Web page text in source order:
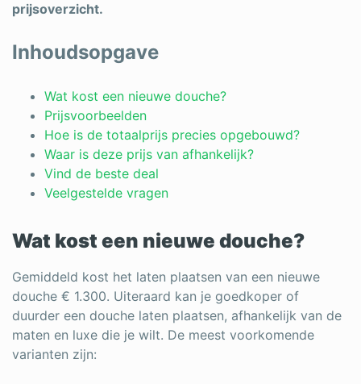
Zonwering
Bent u een vakspecialist?
Log in
prijsoverzicht.
Inhoudsopgave
Wat kost een nieuwe douche?
Prijsvoorbeelden
Hoe is de totaalprijs precies opgebouwd?
Waar is deze prijs van afhankelijk?
Vind de beste deal
Veelgestelde vragen
Wat kost een nieuwe douche?
Gemiddeld kost het laten plaatsen van een nieuwe
douche € 1.300. Uiteraard kan je goedkoper of
duurder een douche laten plaatsen, afhankelijk van de
maten en luxe die je wilt. De meest voorkomende
varianten zijn: